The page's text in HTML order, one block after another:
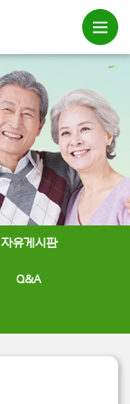
자유게시판
Q&A